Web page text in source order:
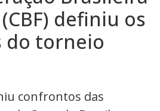
definiu os
torneio